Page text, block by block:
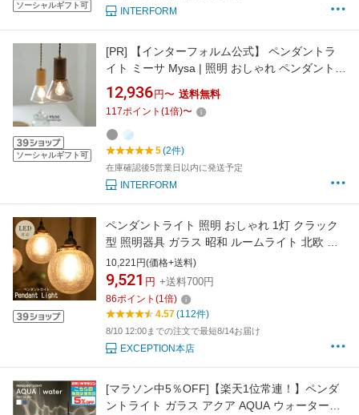
ソーシャルギフト可
INTERFORM
ソーシャルギフト可
[PR]
【インターフォルム公式】 ペンダントラ
イト ミーサ Mysa | 照明 おしゃれ ペンダント 1
灯 照明器具 LED 木 ガラス 北欧 シンプル ミニ
マル モダン リビング ダイニング キッチン 玄関
寝室 クリア グレー 海外インテリア かわいい イ
ンテリア ライト
12,936 円〜 送料無料
117ポイント (1倍)〜
5(2件)
在庫確認後5営業日以内に発送予定
INTERFORM
ペンダントライト 照明 おしゃれ 1灯 クラック
型 照明器具 ガラス 昭和 ルームライト 北欧 シ
ンプル インテリア リビング ダイニング キッチ
ン 玄関 トイレ b-00027-star
10,221円(価格+送料)
9,521 円 +送料700円
86ポイント (1倍)
4.57(112件)
8/10 12:00までの注文で最短8/14お届け
EXCEPTION本店
[マラソン中5％OFF]【楽天1位常連！】ペンダ
ントライト ガラス アクア AQUA ウォーター